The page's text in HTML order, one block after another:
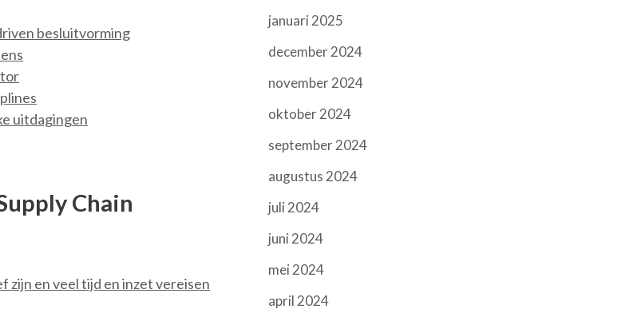
besluitvorming
uitdagingen
Chain
zijn en veel tijd en inzet vereisen
januari 2025
december 2024
november 2024
oktober 2024
september 2024
augustus 2024
juli 2024
juni 2024
mei 2024
april 2024